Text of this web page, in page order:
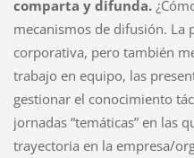
comparta y difunda.
mecanismos de difusión. La
corporativa, pero también
trabajo en equipo, las
gestionar el conocimiento
jornadas “temáticas” en las
trayectoria en la empresa/